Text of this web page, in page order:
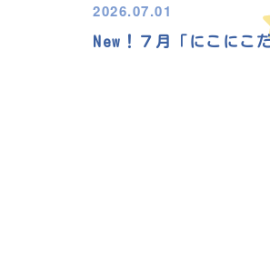
2026.07.01
New！７月「にこにこ